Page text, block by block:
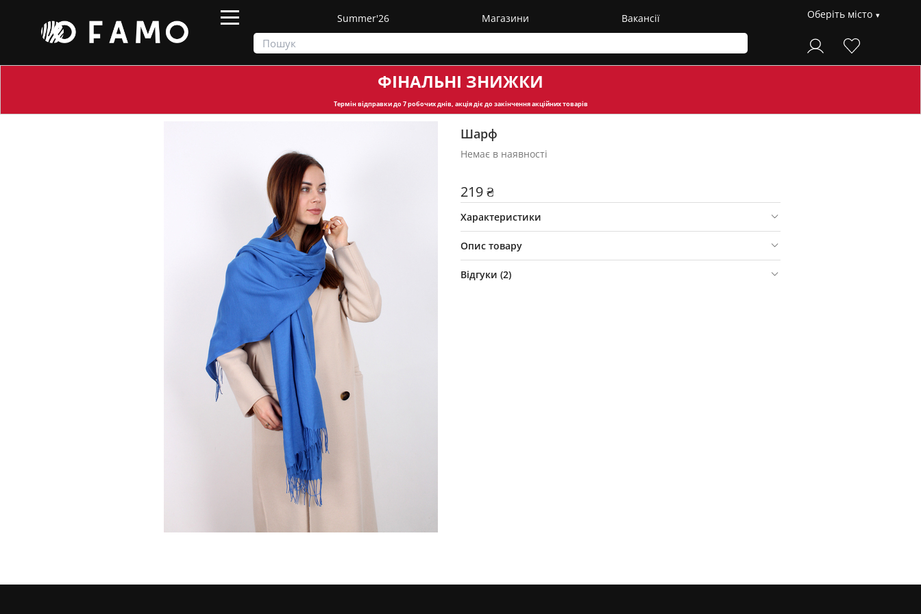
Summer'26 Магазини Вакансії Оберіть місто
ФІНАЛЬНІ ЗНИЖКИ
Термін відправкидо 7 робочих днів, акція діє до закінчення акційних товарів
Шарф
Немає в наявності
219 ₴
Характеристики
Опис товару
Відгуки (2)